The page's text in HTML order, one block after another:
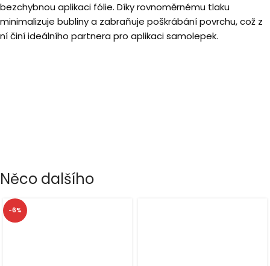
bezchybnou aplikaci fólie. Díky rovnoměrnému tlaku
minimalizuje bubliny a zabraňuje poškrábání povrchu, což z
ní činí ideálního partnera pro aplikaci samolepek.
Něco dalšího
-6%